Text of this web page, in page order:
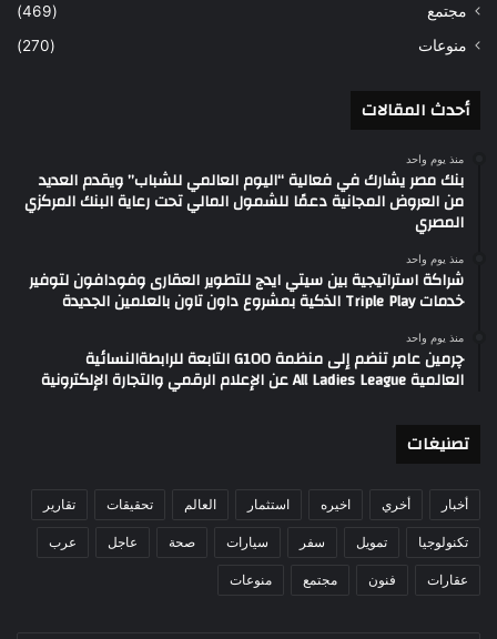
مجتمع
(469)
منوعات
(270)
أحدث المقالات
منذ يوم واحد
بنك مصر يشارك في فعالية “اليوم العالمي للشباب” ويقدم العديد
من العروض المجانية دعمًا للشمول المالي تحت رعاية البنك المركزي
المصري
منذ يوم واحد
شراكة استراتيجية بين سيتي ايدج للتطوير العقارى وفودافون لتوفير
خدمات Triple Play الذكية بمشروع داون تاون بالعلمين الجديدة
منذ يوم واحد
چرمين عامر تنضم إلى منظمة G100 التابعة للرابطةالنسائية
العالمية All Ladies League عن الإعلام الرقمي والتجارة الإلكترونية
تصنيغات
أخبار أخري اخيره استثمار العالم تحقيقات تقارير
تكنولوجيا تمويل سفر سيارات صحة عاجل عرب
عقارات فنون مجتمع منوعات